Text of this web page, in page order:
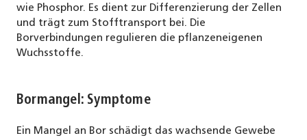
wie Phosphor. Es dient zur Differenzierung der Zellen
und trägt zum Stofftransport bei. Die
Borverbindungen regulieren die pflanzeneigenen
Wuchsstoffe.
Bormangel: Symptome
Ein Mangel an Bor schädigt das wachsende Gewebe